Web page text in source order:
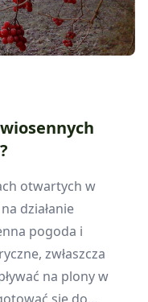
otwartych w
działanie
pogoda i
zwłaszcza
na plony w